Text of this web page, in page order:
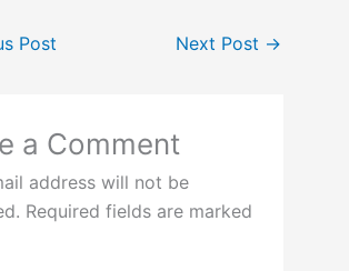
Post Next Post →
a Comment
address will not be
Required fields are marked